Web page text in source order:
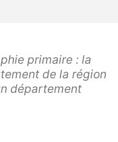
primaire : la
de la région
département